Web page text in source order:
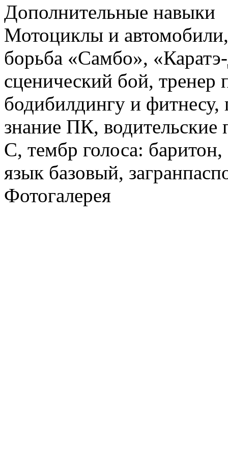
Дополнительные навыки
Мотоциклы и
борьба «Самбо»,
сценический бой, тренер
бодибилдингу и фитнесу,
знание ПК, водительские
С, тембр голоса: баритон,
язык базовый,
Фотогалерея